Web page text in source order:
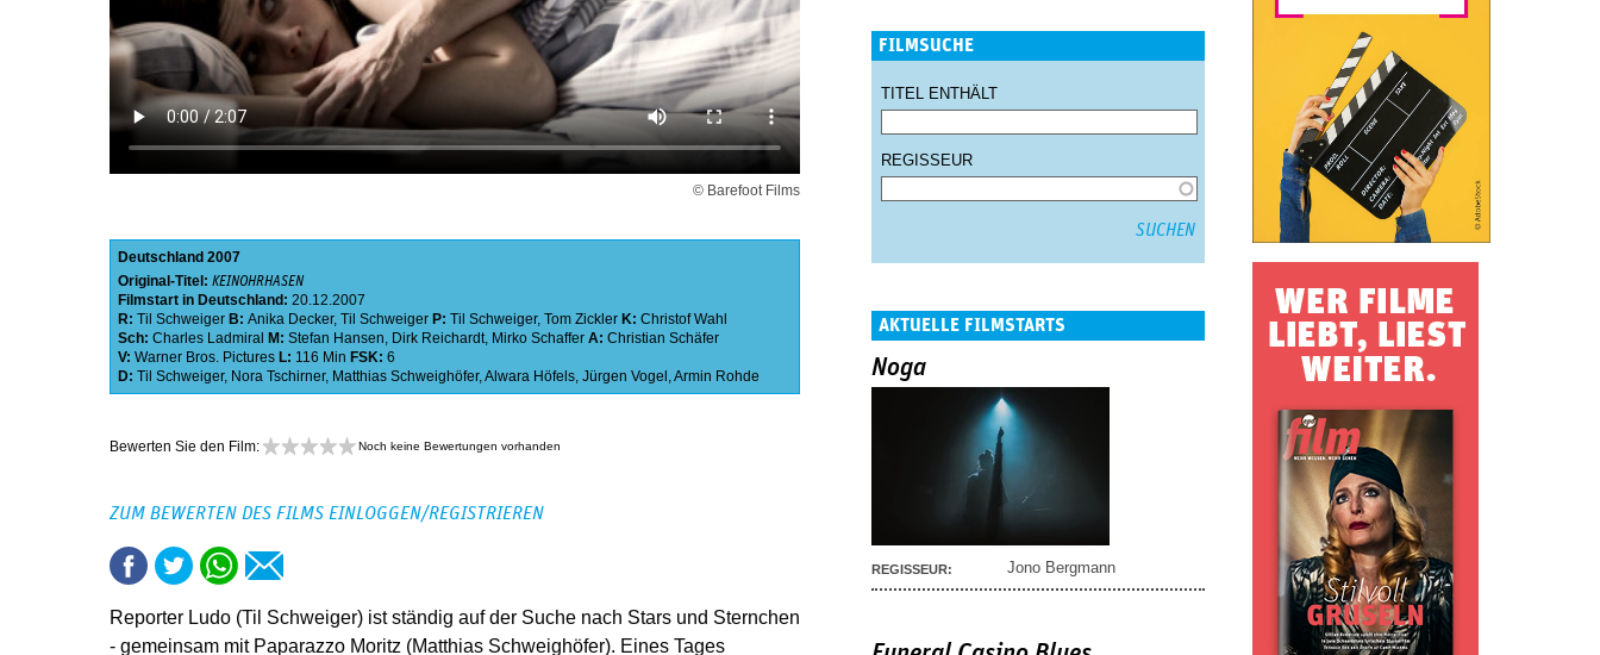
© Barefoot Films
Deutschland 2007
Original-Titel: KEINOHRHASEN
Filmstart in Deutschland: 20.12.2007
R: Til Schweiger B: Anika Decker, Til Schweiger P: Til Schweiger, Tom Zickler K: Christof Wahl
Sch: Charles Ladmiral M: Stefan Hansen, Dirk Reichardt, Mirko Schaffer A: Christian Schäfer
V: Warner Bros. Pictures L: 116 Min FSK: 6
D: Til Schweiger, Nora Tschirner, Matthias Schweighöfer,Alwara Höfels, Jürgen Vogel ,Armin Rohde
Bewerten Sie den Film: Noch keine Bewertungen vorhanden
ZUM BEWERTEN DES FILMS EINLOGGEN/REGISTRIEREN
Reporter Ludo (Til Schweiger) ist ständig auf der Suche nach Stars und Sternchen
- gemeinsam mit Paparazzo Moritz (Matthias Schweighöfer). Eines Tages
FILMSUCHE
TITEL ENTHÄLT
REGISSEUR
AKTUELLE FILMSTARTS
Noga
REGISSEUR: Jono Bergmann